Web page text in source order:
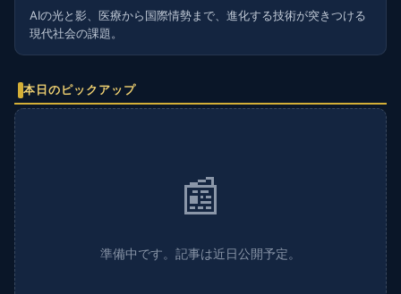
AIの光と影、医療から国際情勢まで、進化する技術が突きつける
現代社会の課題。
本日のピックアップ
📰
準備中です。記事は近日公開予定。